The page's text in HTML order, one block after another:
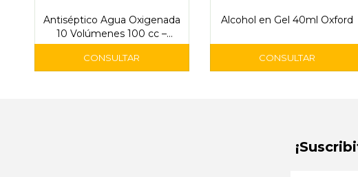
Antiséptico Agua Oxigenada
10 Volúmenes 100 cc –
Drog.Uruguay
Alcohol en Gel 40ml Oxford